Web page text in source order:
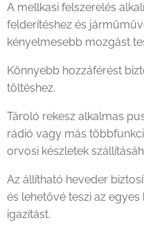
A mellkasi felszerelés
felderítéshez és
kényelmesebb mozgást
Könnyebb hozzáférést
töltéshez.
Tároló rekesz alkalmas
rádió vagy más
orvosi készletek
Az állítható heveder
és lehetővé teszi az
igazítást.